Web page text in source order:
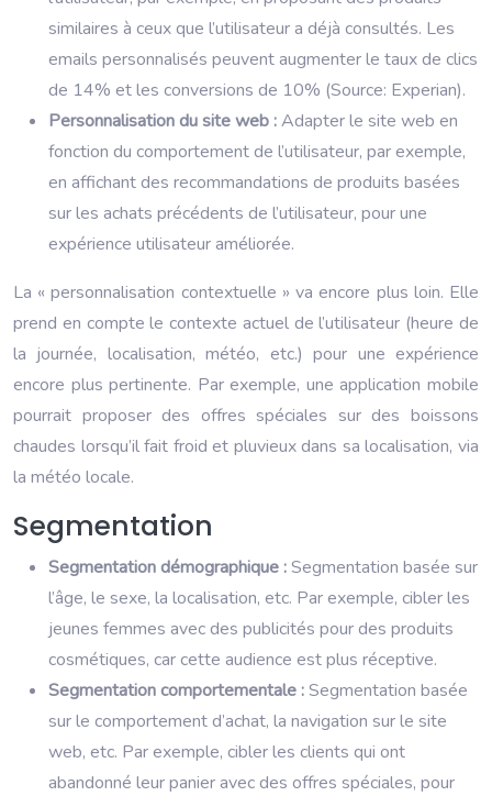
similaires à ceux que l’utilisateur a déjà consultés. Les
emails personnalisés peuvent augmenter le taux de clics
de 14% et les conversions de 10% (Source: Experian).
Personnalisation du site web :Adapter le site web en
fonction du comportement de l’utilisateur, par exemple,
en affichant des recommandations de produits basées
sur les achats précédents de l’utilisateur, pour une
expérience utilisateur améliorée.
La « personnalisation contextuelle » va encore plus loin. Elle
prend en compte le contexte actuel de l’utilisateur (heure de
la journée, localisation, météo, etc.) pour une expérience
encore plus pertinente. Par exemple, une application mobile
pourrait proposer des offres spéciales sur des boissons
chaudes lorsqu’il fait froid et pluvieux dans sa localisation, via
la météo locale.
Segmentation
Segmentation démographique :Segmentation basée sur
l’âge, le sexe, la localisation, etc. Par exemple, cibler les
jeunes femmes avec des publicités pour des produits
cosmétiques, car cette audience est plus réceptive.
Segmentation comportementale :Segmentation basée
sur le comportement d’achat, la navigation sur le site
web, etc. Par exemple, cibler les clients qui ont
abandonné leur panier avec des offres spéciales, pour